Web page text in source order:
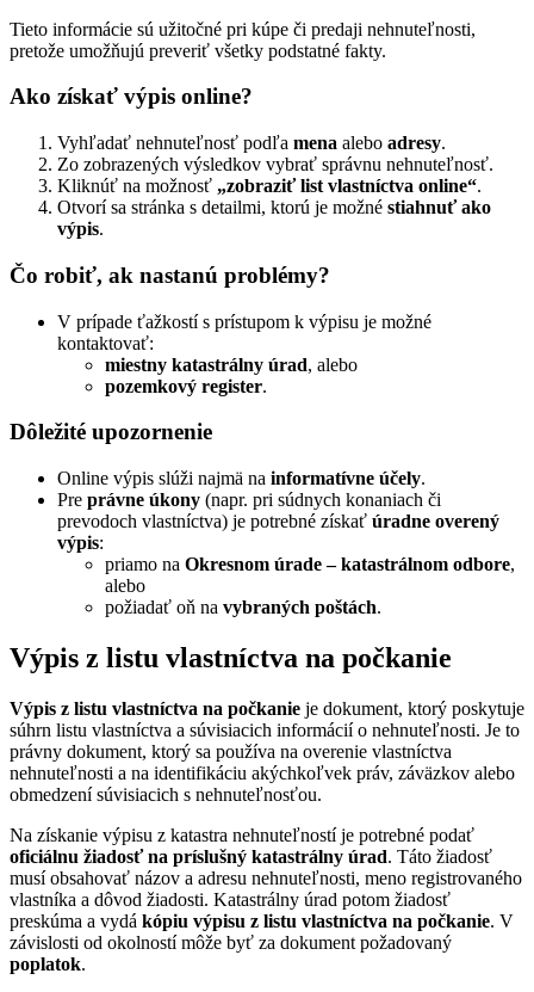
Tieto informácie sú užitočné pri kúpe či predaji nehnuteľnosti,
pretože umožňujú preveriť všetky podstatné fakty.
Ako získať výpis online?
Vyhľadať nehnuteľnosť podľa mena alebo adresy.
Zo zobrazených výsledkov vybrať správnu nehnuteľnosť.
Kliknúť na možnosť „zobraziť list vlastníctva online“.
Otvorí sa stránka s detailmi, ktorú je možné stiahnuť ako
výpis.
Čo robiť, ak nastanú problémy?
V prípade ťažkostí s prístupom k výpisu je možné
kontaktovať:
miestny katastrálny úrad, alebo
pozemkový register.
Dôležité upozornenie
Online výpis slúži najmä na informatívne účely.
Pre právne úkony (napr. pri súdnych konaniach či
prevodoch vlastníctva) je potrebné získať úradne overený
výpis:
priamo na Okresnom úrade – katastrálnom odbore,
alebo
požiadať oň na vybraných poštách.
Výpis z listu vlastníctva na počkanie
Výpis z listu vlastníctva na počkanie je dokument, ktorý poskytuje
súhrn listu vlastníctva a súvisiacich informácií o nehnuteľnosti. Je to
právny dokument, ktorý sa používa na overenie vlastníctva
nehnuteľnosti a na identifikáciu akýchkoľvek práv, záväzkov alebo
obmedzení súvisiacich s nehnuteľnosťou.
Na získanie výpisu z katastra nehnuteľností je potrebné podať
oficiálnu žiadosť na príslušný katastrálny úrad. Táto žiadosť
musí obsahovať názov a adresu nehnuteľnosti, meno registrovaného
vlastníka a dôvod žiadosti. Katastrálny úrad potom žiadosť
preskúma a vydá kópiu výpisu z listu vlastníctva na počkanie. V
závislosti od okolností môže byť za dokument požadovaný
poplatok.